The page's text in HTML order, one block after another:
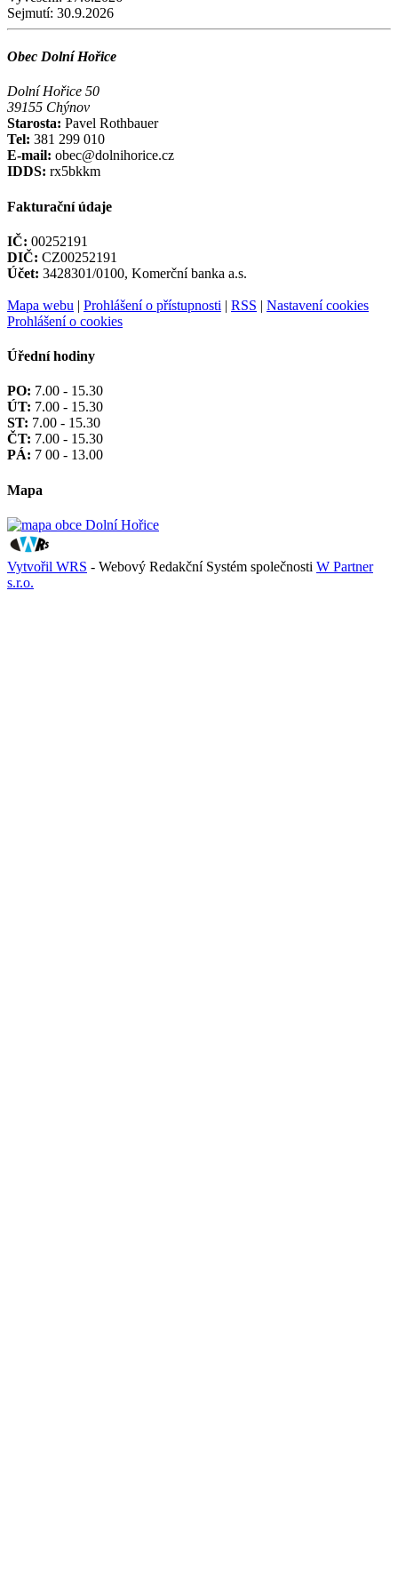
Sejmutí: 30.9.2026
Obec Dolní Hořice
Dolní Hořice 50
39155 Chýnov
Starosta: Pavel Rothbauer
Tel: 381 299 010
E-mail: obec@dolnihorice.cz
IDDS: rx5bkkm
Fakturační údaje
IČ: 00252191
DIČ: CZ00252191
Účet: 3428301/0100, Komerční banka a.s.
Mapa webu | Prohlášení o přístupnosti | RSS | Nastavení cookies
Prohlášení o cookies
Úřední hodiny
PO: 7.00 - 15.30
ÚT: 7.00 - 15.30
ST: 7.00 - 15.30
ČT: 7.00 - 15.30
PÁ: 7 00 - 13.00
Mapa
Vytvořil WRS - Webový Redakční Systém společnosti W Partner
s.r.o.